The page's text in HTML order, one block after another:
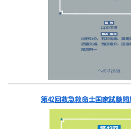
第42回救急救命士国家試験